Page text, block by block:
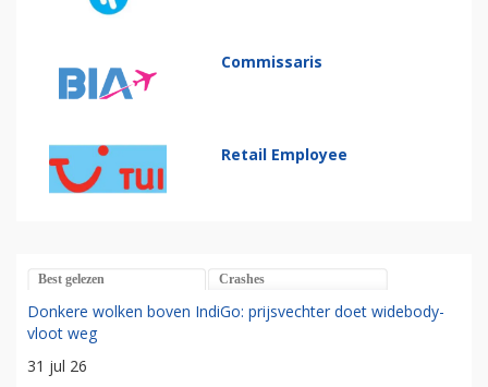
Commissaris
Retail Employee
Best gelezen Crashes
Donkere wolken boven IndiGo: prijsvechter doet widebody-
vloot weg
31 jul 26